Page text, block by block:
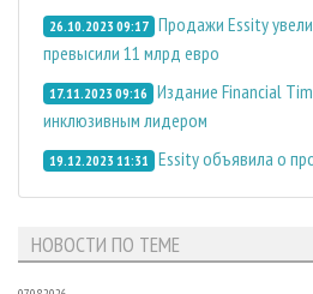
26.10.2023 09:17 Продажи Essity
превысили 11 млрд евро
17.11.2023 09:16 Издание Financial
инклюзивным лидером
19.12.2023 11:31 Essity объявила о
НОВОСТИ ПО ТЕМЕ